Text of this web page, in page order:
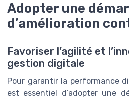
Adopter une
d’amélioration
Favoriser l’agilité et
gestion digitale
Pour garantir la performance
est essentiel d’adopter une